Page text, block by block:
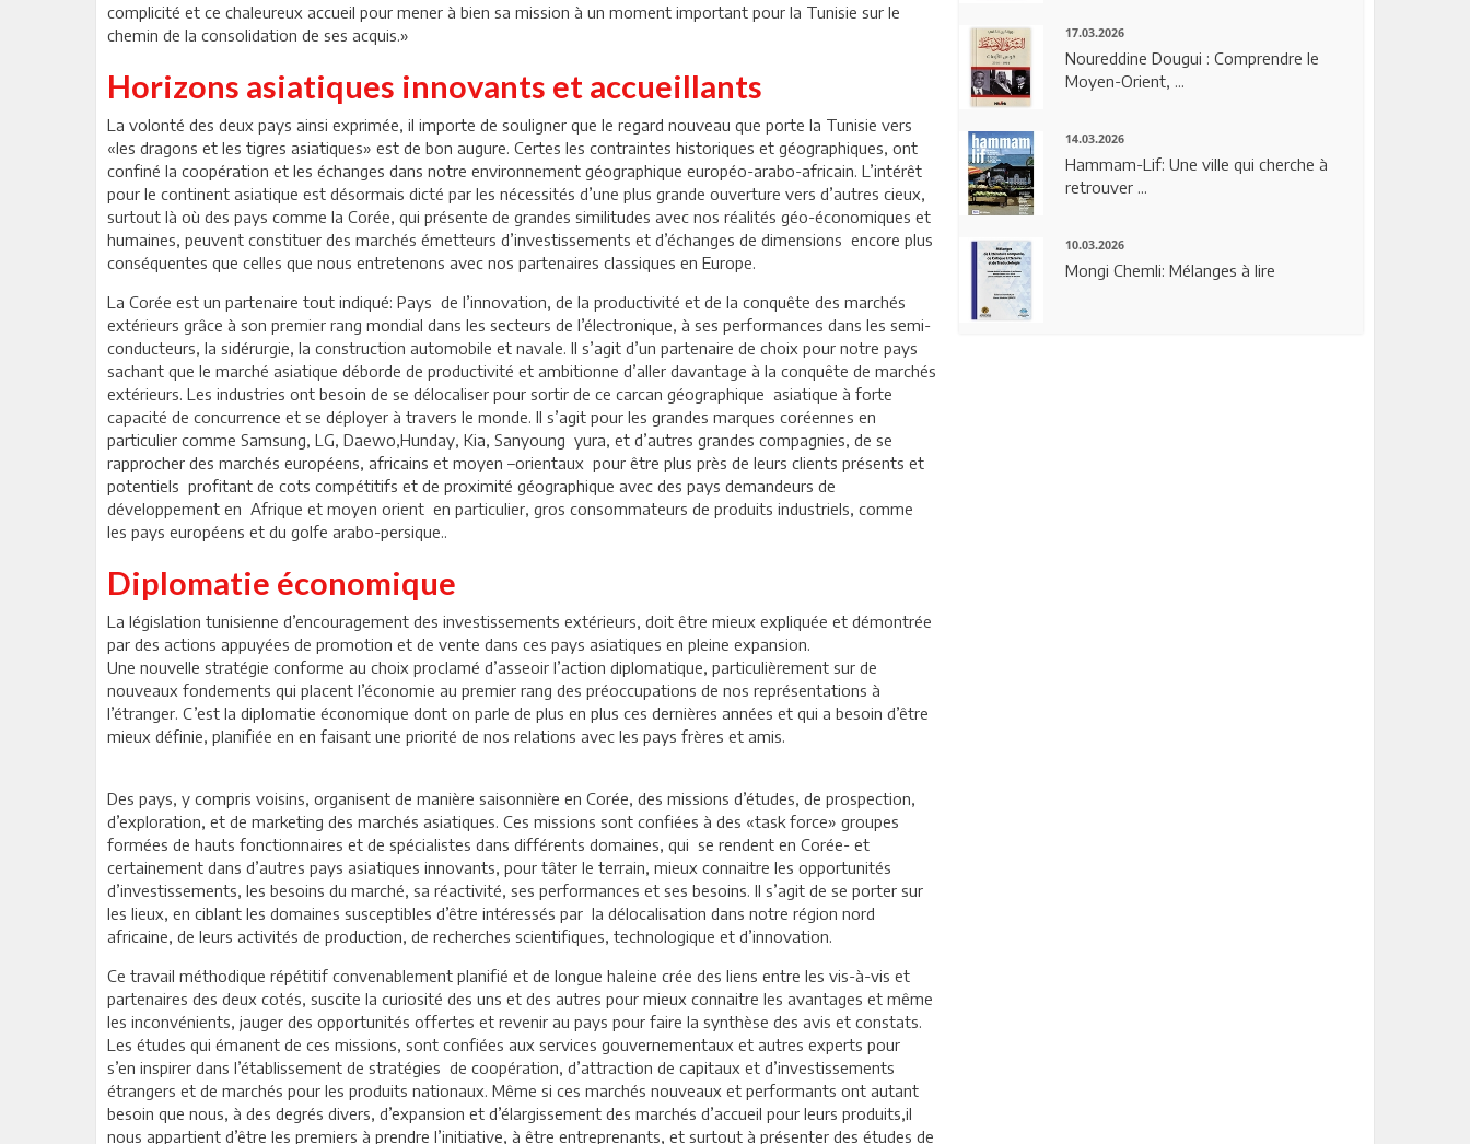
complicité et ce chaleureux accueil pour mener à bien sa mission à un moment important pour la Tunisie sur le
chemin de la consolidation de ses acquis.»
Horizons asiatiques innovants et accueillants
La volonté des deux pays ainsi exprimée, il importe de souligner que le regard nouveau que porte la Tunisie vers
«les dragons et les tigres asiatiques» est de bon augure. Certes les contraintes historiques et géographiques, ont
confiné la coopération et les échanges dans notre environnement géographique européo-arabo-africain. L’intérêt
pour le continent asiatique est désormais dicté par les nécessités d’une plus grande ouverture vers d’autres cieux,
surtout là où des pays comme la Corée, qui présente de grandes similitudes avec nos réalités géo-économiques et
humaines, peuvent constituer des marchés émetteurs d’investissements et d’échanges de dimensions encore plus
conséquentes que celles que nous entretenons avec nos partenaires classiques en Europe.
La Corée est un partenaire tout indiqué: Pays de l’innovation, de la productivité et de la conquête des marchés
extérieurs grâce à son premier rang mondial dans les secteurs de l’électronique, à ses performances dans les semi-
conducteurs, la sidérurgie, la construction automobile et navale. Il s’agit d’un partenaire de choix pour notre pays
sachant que le marché asiatique déborde de productivité et ambitionne d’aller davantage à la conquête de marchés
extérieurs. Les industries ont besoin de se délocaliser pour sortir de ce carcan géographique asiatique à forte
capacité de concurrence et se déployer à travers le monde. Il s’agit pour les grandes marques coréennes en
particulier comme Samsung, LG, Daewo,Hunday, Kia, Sanyoung yura, et d’autres grandes compagnies, de se
rapprocher des marchés européens, africains et moyen –orientaux pour être plus près de leurs clients présents et
potentiels profitant de cots compétitifs et de proximité géographique avec des pays demandeurs de
développement en Afrique et moyen orient en particulier, gros consommateurs de produits industriels, comme
les pays européens et du golfe arabo-persique..
Diplomatie économique
La législation tunisienne d’encouragement des investissements extérieurs, doit être mieux expliquée et démontrée
par des actions appuyées de promotion et de vente dans ces pays asiatiques en pleine expansion.
Une nouvelle stratégie conforme au choix proclamé d’asseoir l’action diplomatique, particulièrement sur de
nouveaux fondements qui placent l’économie au premier rang des préoccupations de nos représentations à
l’étranger. C’est la diplomatie économique dont on parle de plus en plus ces dernières années et qui a besoin d’être
mieux définie, planifiée en en faisant une priorité de nos relations avec les pays frères et amis.
Des pays, y compris voisins, organisent de manière saisonnière en Corée, des missions d’études, de prospection,
d’exploration, et de marketing des marchés asiatiques. Ces missions sont confiées à des «task force» groupes
formées de hauts fonctionnaires et de spécialistes dans différents domaines, qui se rendent en Corée- et
certainement dans d’autres pays asiatiques innovants, pour tâter le terrain, mieux connaitre les opportunités
d’investissements, les besoins du marché, sa réactivité, ses performances et ses besoins. Il s’agit de se porter sur
les lieux, en ciblant les domaines susceptibles d’être intéressés par la délocalisation dans notre région nord
africaine, de leurs activités de production, de recherches scientifiques, technologique et d’innovation.
Ce travail méthodique répétitif convenablement planifié et de longue haleine crée des liens entre les vis-à-vis et
partenaires des deux cotés, suscite la curiosité des uns et des autres pour mieux connaitre les avantages et même
les inconvénients, jauger des opportunités offertes et revenir au pays pour faire la synthèse des avis et constats.
Les études qui émanent de ces missions, sont confiées aux services gouvernementaux et autres experts pour
s’en inspirer dans l’établissement de stratégies de coopération, d’attraction de capitaux et d’investissements
étrangers et de marchés pour les produits nationaux. Même si ces marchés nouveaux et performants ont autant
besoin que nous, à des degrés divers, d’expansion et d’élargissement des marchés d’accueil pour leurs produits,il
nous appartient d’être les premiers à prendre l’initiative, à être entreprenants, et surtout à présenter des études de
17.03.2026
Noureddine Dougui : Comprendre le
Moyen-Orient, ...
14.03.2026
Hammam-Lif: Une ville qui cherche à
retrouver ...
10.03.2026
Mongi Chemli: Mélanges à lire